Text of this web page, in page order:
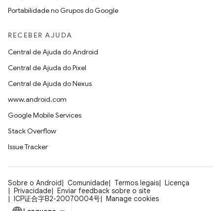
Portabilidade no Grupos do Google
RECEBER AJUDA
Central de Ajuda do Android
Central de Ajuda do Pixel
Central de Ajuda do Nexus
www.android.com
Google Mobile Services
Stack Overflow
Issue Tracker
Sobre o Android Comunidade Termos legais
Licença
Privacidade
Enviar feedback sobre o site
ICP证合字B2-20070004号
Manage cookies